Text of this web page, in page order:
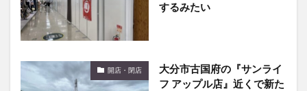
するみたい
開店・閉店
大分市古国府の『サンライ
フ アップル店』近くで新た